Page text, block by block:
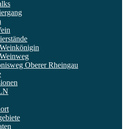
Oberer Rheingau